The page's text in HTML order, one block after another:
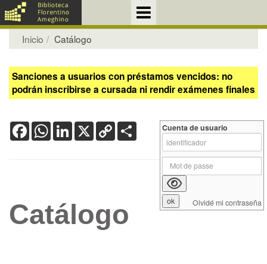
Inicio Catálogo
Sanciones a usuarios con préstamos vencidos: no
podrán inscribirse a cursada ni rendir exámenes finales
FacebookWhatsApp
LinkedIn
X Copy
Link
Catálogo
Cuenta de usuario
Olvidé mi contraseña